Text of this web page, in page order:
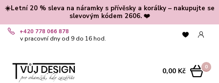
☀️Letní 20 % sleva na náramky s přívěsky a korálky – nakupujte se
slevovým kódem 2606. ❤️
+420 778 066 878
v pracovní dny od 9 do 16 hod.
0
0,00 Kč